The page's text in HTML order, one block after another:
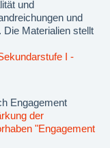
und
und
Die Materialien stellt
I -
Engagement
der
"Engagement